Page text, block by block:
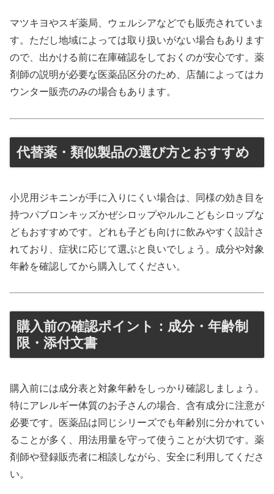
マツキヨやスギ薬局、ウェルシアなどでも販売されていま
す。ただし地域によっては取り扱いがない場合もあります
ので、出かける前に在庫確認をしておくのが安心です。薬
剤師の説明が必要な医薬品区分のため、店舗によってはカ
ウンター販売のみの場合もあります。
代替薬・類似製品の選び方とおすすめ
小児用ジキニンが手に入りにくい場合は、同様の効き目を
持つパブロンキッズかぜシロップやルルこどもシロップな
どもおすすめです。どれも子ども向けに飲みやすく設計さ
れており、症状に応じて選ぶと良いでしょう。成分や対象
年齢を確認してから購入してください。
購入前の確認ポイント：成分・年齢制
限・添付文書
購入前には成分表と対象年齢をしっかり確認しましょう。
特にアレルギー体質のお子さんの場合、含有成分に注意が
必要です。医薬品は同じシリーズでも年齢別に分かれてい
ることが多く、用法用量を守って使うことが大切です。薬
剤師や登録販売者に相談しながら、安全に利用してくださ
い。